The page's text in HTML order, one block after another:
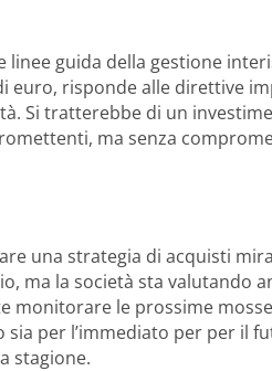
guida della gestione
euro, risponde alle direttive
Si tratterebbe di un
ma senza
una strategia di acquisti
ma la società sta valutando
monitorare le prossime
per l’immediato per per il
stagione.